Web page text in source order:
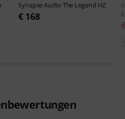
Synapse Audio The Legend HZ
€ 168